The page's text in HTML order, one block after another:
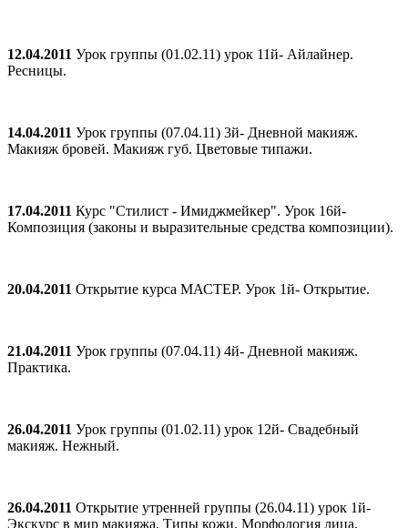
12.04.2011 Урок группы (01.02.11) урок 11й- Айлайнер.
Ресницы.
14.04.2011 Урок группы (07.04.11) 3й- Дневной макияж.
Макияж бровей. Макияж губ. Цветовые типажи.
17.04.2011 Курс "Стилист - Имиджмейкер". Урок 16й-
Композиция (законы и выразительные средства композиции).
20.04.2011 Открытие курса МАСТЕР. Урок 1й- Открытие.
21.04.2011 Урок группы (07.04.11) 4й- Дневной макияж.
Практика.
26.04.2011 Урок группы (01.02.11) урок 12й- Свадебный
макияж. Нежный.
26.04.2011 Открытие утренней группы (26.04.11) урок 1й-
Экскурс в мир макияжа. Типы кожи. Морфология лица.